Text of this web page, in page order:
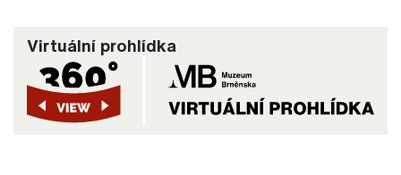
Virtuální prohlídka